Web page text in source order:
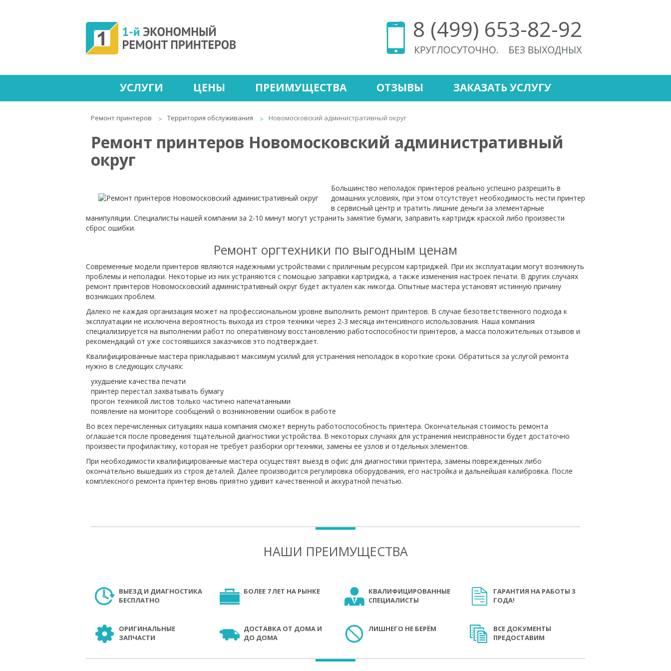
8 (499) 653-82-92
УСЛУГИ ЦЕНЫ ПРЕИМУЩЕСТВА ОТЗЫВЫ ЗАКАЗАТЬ УСЛУГУ
Ремонт принтеров Территория обслуживания Новомосковский административный округ
Ремонт принтеров Новомосковский административный
округ
Большинство неполадок принтеров реально успешно разрешить в
домашних условиях, при этом отсутствует необходимость нести принтер
в сервисный центр и тратить лишние деньги за элементарные
манипуляции. Специалисты нашей компании за 2-10 минут могут устранить замятие бумаги, заправить картридж краской либо произвести
сброс ошибки.
Ремонт оргтехники по выгодным ценам
Современные модели принтеров являются надежными устройствами с приличным ресурсом картриджей. При их эксплуатации могут возникнуть
проблемы и неполадки. Некоторые из них устраняются с помощью заправки картриджа, а также изменения настроек печати. В других случаях
ремонт принтеров Новомосковский административный округ будет актуален как никогда. Опытные мастера установят истинную причину
возникших проблем.
Далеко не каждая организация может на профессиональном уровне выполнить ремонт принтеров. В случае безответственного подхода к
эксплуатации не исключена вероятность выхода из строя техники через 2-3 месяца интенсивного использования. Наша компания
специализируется на выполнении работ по оперативному восстановлению работоспособности принтеров, а масса положительных отзывов и
рекомендаций от уже состоявшихся заказчиков это подтверждает.
Квалифицированные мастера прикладывают максимум усилий для устранения неполадок в короткие сроки. Обратиться за услугой ремонта
нужно в следующих случаях:
ухудшение качества печати
принтер перестал захватывать бумагу
прогон техникой листов только частично напечатанными
появление на мониторе сообщений о возникновении ошибок в работе
Во всех перечисленных ситуациях наша компания сможет вернуть работоспособность принтера. Окончательная стоимость ремонта
оглашается после проведения тщательной диагностики устройства. В некоторых случаях для устранения неисправности будет достаточно
произвести профилактику, которая не требует разборки оргтехники, замены ее узлов и отдельных элементов.
При необходимости квалифицированные мастера осуществят выезд в офис для диагностики принтера, замены поврежденных либо
окончательно вышедших из строя деталей. Далее производится регулировка оборудования, его настройка и дальнейшая калибровка. После
комплексного ремонта принтер вновь приятно удивит качественной и аккуратной печатью.
НАШИ ПРЕИМУЩЕСТВА
ВЫЕЗД И ДИАГНОСТИКА
БЕСПЛАТНО
БОЛЕЕ 7 ЛЕТ НА РЫНКЕ
КВАЛИФИЦИРОВАННЫЕ
СПЕЦИАЛИСТЫ
ГАРАНТИЯ НА РАБОТЫ 3
ГОДА!
ОРИГИНАЛЬНЫЕ
ЗАПЧАСТИ
ДОСТАВКА ОТ ДОМА И
ДО ДОМА
ЛИШНЕГО НЕ БЕРЁМ
ВСЕ ДОКУМЕНТЫ
ПРЕДОСТАВИМ